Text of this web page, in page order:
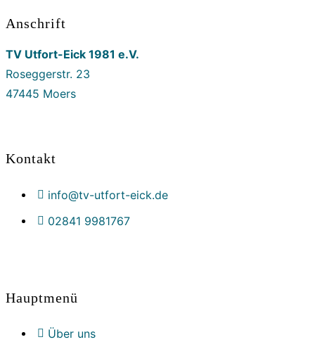
Anschrift
TV Utfort-Eick 1981 e.V.
Roseggerstr. 23
47445 Moers
Kontakt
info@tv-utfort-eick.de
02841 9981767
Hauptmenü
Über uns